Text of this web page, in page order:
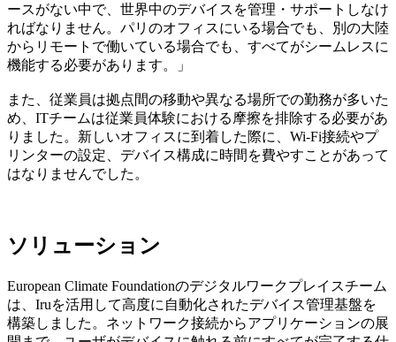
ースがない中で、世界中のデバイスを管理・サポートしなけ
ればなりません。パリのオフィスにいる場合でも、別の大陸
からリモートで働いている場合でも、すべてがシームレスに
機能する必要があります。」
また、従業員は拠点間の移動や異なる場所での勤務が多いた
め、ITチームは従業員体験における摩擦を排除する必要があ
りました。新しいオフィスに到着した際に、Wi-Fi接続やプ
リンターの設定、デバイス構成に時間を費やすことがあって
はなりませんでした。
ソリューション
European Climate Foundationのデジタルワークプレイスチーム
は、Iruを活用して高度に自動化されたデバイス管理基盤を
構築しました。ネットワーク接続からアプリケーションの展